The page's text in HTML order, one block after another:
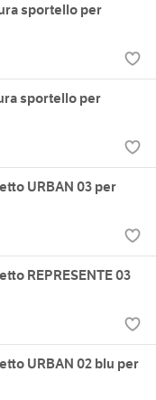
sportello per
sportello per
URBAN 03 per
REPRESENTE 03
URBAN 02 blu per